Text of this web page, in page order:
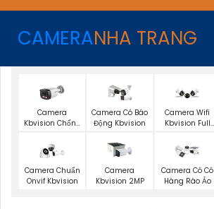
CAMERANHA TRANG
Camera
Kbvision Chống
Camera Có Báo
Động Kbvision
Camera Wifi
Kbvision Full
Camera Chuẩn
Onvif Kbvision
Camera
Kbvision 2MP
Camera Có Có
Hàng Rào Ảo